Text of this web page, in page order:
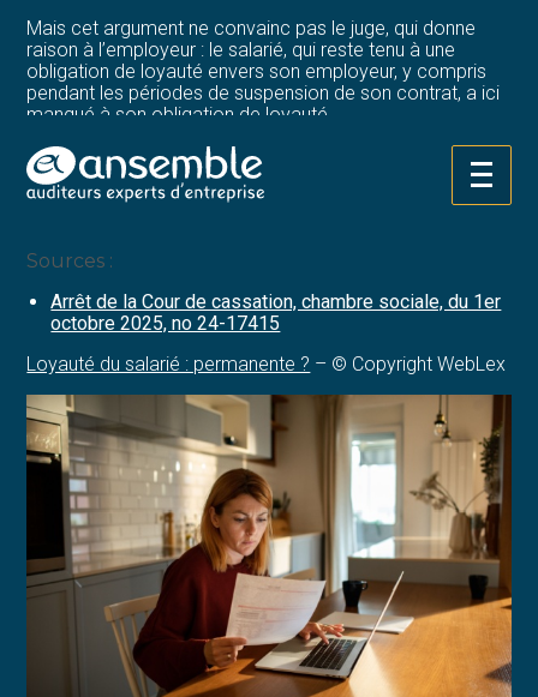
Aller
au
Mais cet argument ne convainc pas le juge, qui donne
raison à l’employeur : le salarié, qui reste tenu à une
obligation de loyauté envers son employeur, y compris
pendant les périodes de suspension de son contrat, a ici
manqué à son obligation de loyauté.
Ainsi, la simple tentative d’exercice d’une activité
concurrente à celle de son employeur pendant son arrêt
maladie, même avortée, constitue un manquement à
Sources :
Arrêt de la Cour de cassation, chambre sociale, du 1er
octobre 2025, no 24-17415
Loyauté du salarié : permanente ? – © Copyright WebLex